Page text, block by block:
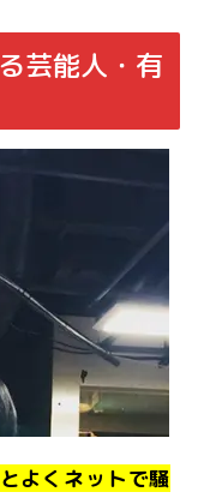
芸能人・有
よくネットで騒